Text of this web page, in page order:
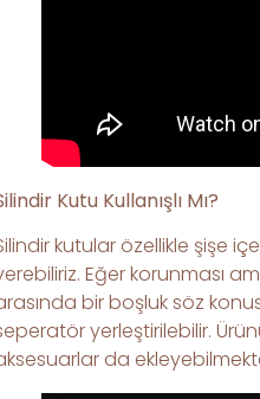
Kutu Kullanışlı Mı?
kutular özellikle şişe
Eğer korunması
bir boşluk söz
yerleştirilebilir.
da